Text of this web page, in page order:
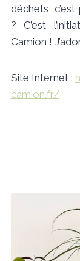
déchets,
? C’est
Camion !
Site Internet :
camion.fr/